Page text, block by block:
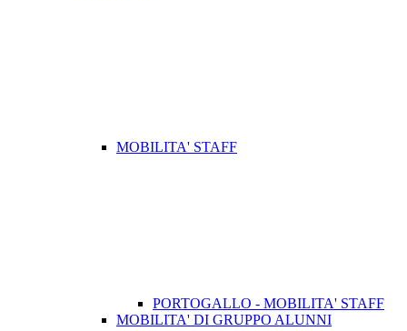
MOBILITA' STAFF
PORTOGALLO - MOBILITA' STAFF
MOBILITA' DI GRUPPO ALUNNI